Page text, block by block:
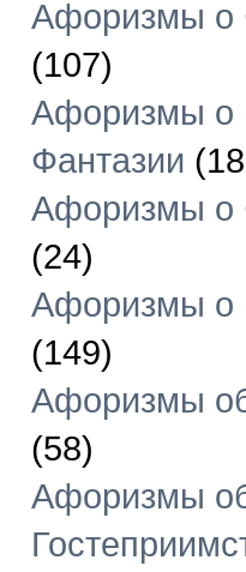
Афоризмы о
(107)
Афоризмы о
Фантазии
Афоризмы о
(24)
Афоризмы о
(149)
Афоризмы
(58)
Афоризмы